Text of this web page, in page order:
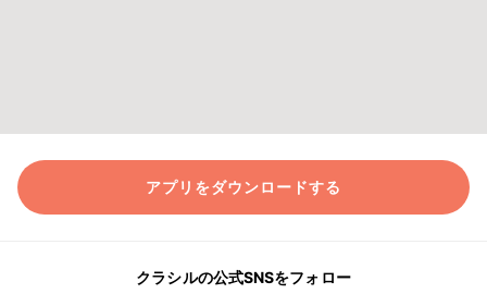
アプリをダウンロードする
クラシルの公式SNSをフォロー